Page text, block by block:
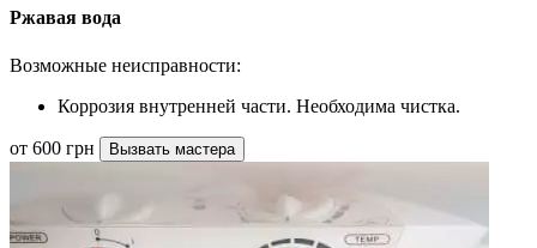
Ржавая вода
Возможные неисправности:
Коррозия внутренней части. Необходима чистка.
от 600 грн Вызвать мастера